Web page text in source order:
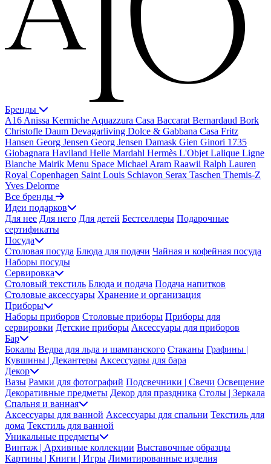
Бренды
A16 Anissa Kermiche Aquazzura Casa Baccarat Bernardaud Bork
Christofle Daum Devagarliving Dolce & Gabbana Casa Fritz
Hansen Georg Jensen Georg Jensen Damask Gien Ginori 1735
Giobagnara Haviland Helle Mardahl Hermès L'Objet Lalique Ligne
Blanche Mairik Menu Space Michael Aram Raawii Ralph Lauren
Royal Copenhagen Saint Louis Schiavon Serax Taschen Themis-Z
Yves Delorme
Все бренды
Идеи подарков
Для нее Для него Для детей Бестселлеры Подарочные
сертификаты
Посуда
Столовая посуда Блюда для подачи Чайная и кофейная посуда
Наборы посуды
Сервировка
Столовый текстиль Блюда и подача Подача напитков
Столовые аксессуары Хранение и организация
Приборы
Наборы приборов Столовые приборы Приборы для
сервировки Детские приборы Аксессуары для приборов
Бар
Бокалы Ведра для льда и шампанского Стаканы Графины |
Кувшины | Декантеры Аксессуары для бара
Декор
Вазы Рамки для фотографий Подсвечники | Свечи Освещение
Декоративные предметы Декор для праздника Столы | Зеркала
Спальня и ванная
Аксессуары для ванной Аксессуары для спальни Текстиль для
дома Текстиль для ванной
Уникальные предметы
Винтаж | Архивные коллекции Выставочные образцы
Картины | Книги | Игры Лимитированные изделия